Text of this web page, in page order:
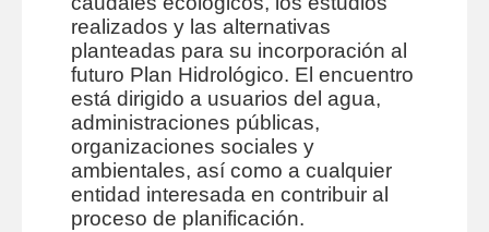
realizados y las alternativas
planteadas para su incorporación al
futuro Plan Hidrológico. El encuentro
está dirigido a usuarios del agua,
administraciones públicas,
organizaciones sociales y
ambientales, así como a cualquier
entidad interesada en contribuir al
proceso de planificación.